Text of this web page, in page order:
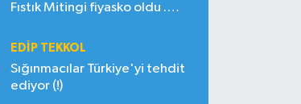
Fıstık Mitingi fiyasko oldu .
EDIP TEKKOL
Sığınmacılar Türkiye'yi tehdit
ediyor (!)